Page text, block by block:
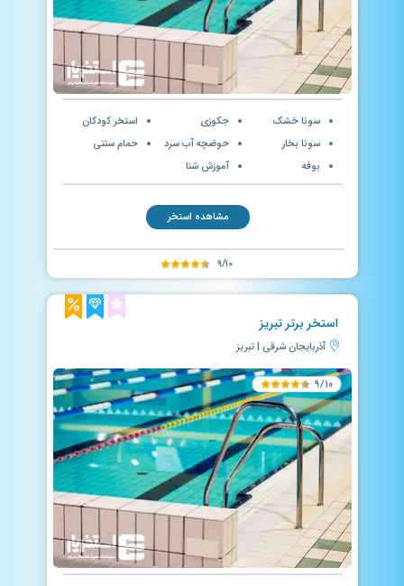
سونا خشک
سونا بخار
بوفه
جکوزی
حوضچه آب سرد
آموزش شنا
استخر کودکان
حمام سنتی
مشاهده استخر
۹/۱۰
استخر برتر تبریز
آذربایجان شرقی | تبریز
۹/۱۰